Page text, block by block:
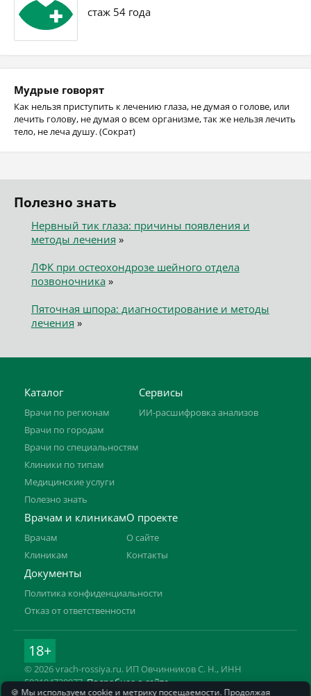
стаж 54 года
Мудрые говорят
Как нельзя приступить к лечению глаза, не думая о голове, или
лечить голову, не думая о всем организме, так же нельзя лечить
тело, не леча душу. (Сократ)
Полезно знать
Нервный тик глаза: причины появления и
методы лечения »
ЛФК при остеохондрозе шейного отдела
позвоночника»
Пяточная шпора: диагностирование и методы
лечения »
Каталог
Врачи по регионам
Врачи по городам
Врачи по специальностям
Клиники по типам
Медицинские услуги
Полезно знать
Сервисы
ИИ-расшифровка анализов
Врачам и клиникам
Врачам
Клиникам
О проекте
О сайте
Контакты
Документы
Политика конфиденциальности
Отказ от ответственности
18+
© 2026 vrach-rossiya.ru. ИП Овчинников С. Н., ИНН
592104728977.Подробнее о сайте
🍪 Мы используем cookie и метрику посещаемости. Продолжая